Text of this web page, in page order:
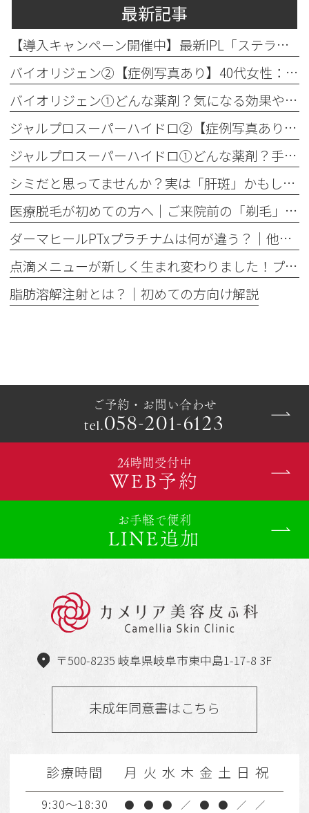
最新記事
【導入キャンペーン開催中】最新IPL「ステラM22」で透明感のある素肌へ
バイオリジェン②【症例写真あり】40代女性：目元の小じわ改善
バイオリジェン①どんな薬剤？気になる効果やダウンタイムについて解説
ジャルプロスーパーハイドロ②【症例写真あり】50代女性：ほうれい線・口横たるみ改善【手打ち注射】
ジャルプロスーパーハイドロ①どんな薬剤？手打ちとハイコックスの違いも解説
シミだと思ってませんか？実は「肝斑」かもしれません
医療脱毛が初めての方へ│ご来院前の「剃毛」がとても大切な理由
ダーマヒールPTxプラチナムは何が違う？│他の肌育製剤との違いを解説
点滴メニューが新しく生まれ変わりました！プレミアム美容点滴・プレミアム疲労回復点滴がスタート
脂肪溶解注射とは？｜初めての方向け解説
ご予約・お問い合わせ
tel.058-201-6123
24時間受付中
WEB予約
お手軽で便利
LINE追加
〒500-8235 岐阜県岐阜市東中島1-17-8 3F
未成年同意書はこちら
診療時間 月 火 水 木 金 土 日 祝
9:30～18:30 ● ● ● ／ ● ● ／ ／